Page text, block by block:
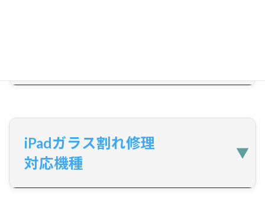
iPadガラス割れ修理
対応機種